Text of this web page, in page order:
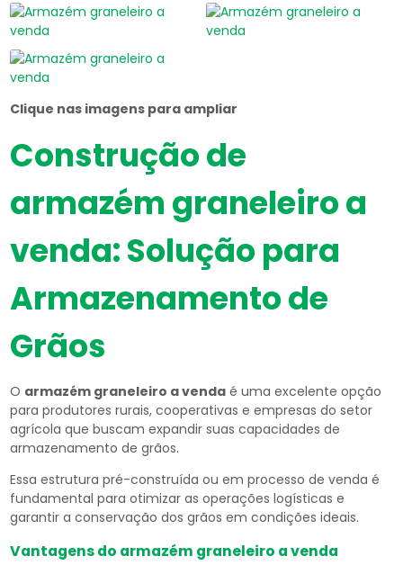
Clique nas imagens para ampliar
Construção de
armazém graneleiro a
venda: Solução para
Armazenamento de
Grãos
O armazém graneleiro a vendaé uma excelente opção
para produtores rurais, cooperativas e empresas do setor
agrícola que buscam expandir suas capacidades de
armazenamento de grãos.
Essa estrutura pré-construída ou em processo de venda é
fundamental para otimizar as operações logísticas e
garantir a conservação dos grãos em condições ideais.
Vantagens do armazém graneleiro a venda